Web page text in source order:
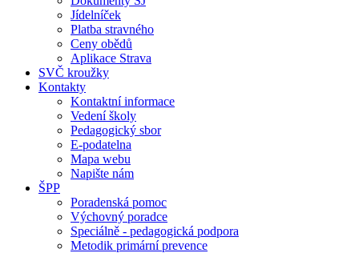
Jídelníček
Platba stravného
Ceny obědů
Aplikace Strava
SVČ kroužky
Kontakty
Kontaktní informace
Vedení školy
Pedagogický sbor
E-podatelna
Mapa webu
Napište nám
ŠPP
Poradenská pomoc
Výchovný poradce
Speciálně - pedagogická podpora
Metodik primární prevence